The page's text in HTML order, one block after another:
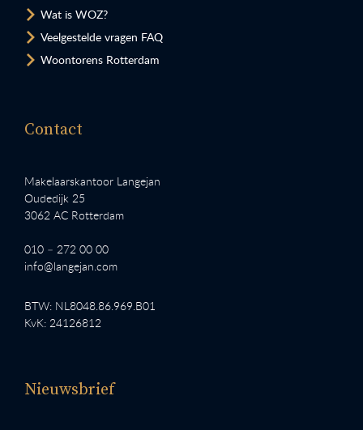
Wat is WOZ?
Veelgestelde vragen FAQ
Woontorens Rotterdam
Contact
Makelaarskantoor Langejan
Oudedijk 25
3062 AC Rotterdam
010 – 272 00 00
info@langejan.com
BTW: NL8048.86.969.B01
KvK: 24126812
Nieuwsbrief